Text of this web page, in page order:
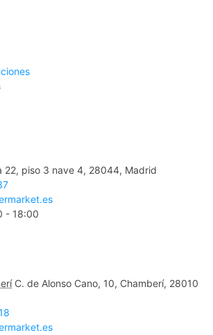
22, piso 3 nave 4, 28044, Madrid
- 18:00
C. de Alonso Cano, 10, Chamberí, 28010